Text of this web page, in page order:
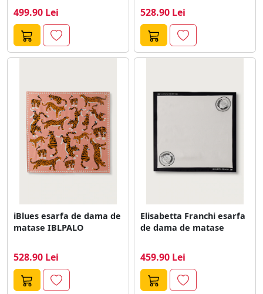
499.90 Lei 528.90 Lei
iBlues esarfa de dama de
matase IBLPALO
528.90 Lei
Elisabetta Franchi esarfa
de dama de matase
459.90 Lei